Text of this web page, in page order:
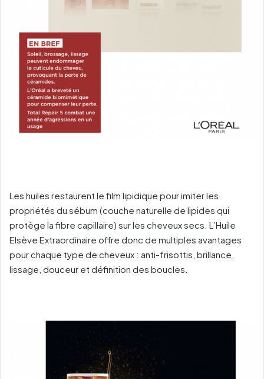
Les huiles restaurent le film lipidique pour imiter les
propriétés du sébum (couche naturelle de lipides qui
protège la fibre capillaire) sur les cheveux secs. L’Huile
Elsève Extraordinaire offre donc de multiples avantages
pour chaque type de cheveux : anti-frisottis, brillance,
lissage, douceur et définition des boucles.